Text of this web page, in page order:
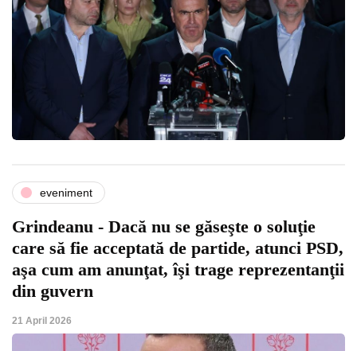
eveniment
Grindeanu - Dacă nu se găseşte o soluţie
care să fie acceptată de partide, atunci PSD,
aşa cum am anunţat, îşi trage reprezentanţii
din guvern
21 April 2026